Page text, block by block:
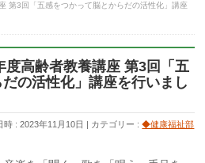
第3回「五感をつかって脳とからだの活性化」講座
度高齢者教養講座 第3回「五
の活性化」講座を行いまし
時 : 2023年11月10日 カテゴリー :◆健康福祉部